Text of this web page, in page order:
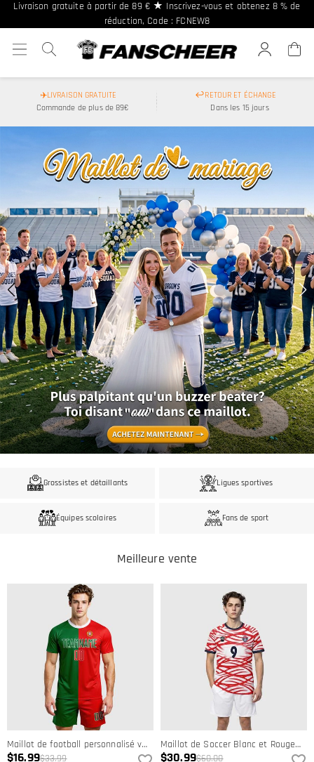
Livraison gratuite à partir de 89 € ★ Inscrivez-vous et obtenez 8 % de
réduction, Code : FCNEW8
articles, CODE : FCB10
✈️LIVRAISON GRATUITE
Commande de plus de 89€
↩️RETOUR ET ÉCHANGE
Dans les 15 jours
Grossistes et détaillants Ligues sportives
Équipes scolaires Fans de sport
Meilleure vente
Maillot de football personnalisé vert kelly rouge-blanc avec sublimation du drapeau portugais
$16.99$33.99
Maillot de Soccer Blanc et Rouge Inspiré par le Kit Domicile des États-Unis-Vêtements d'Équipe Personnalisés
$30.99$60.00